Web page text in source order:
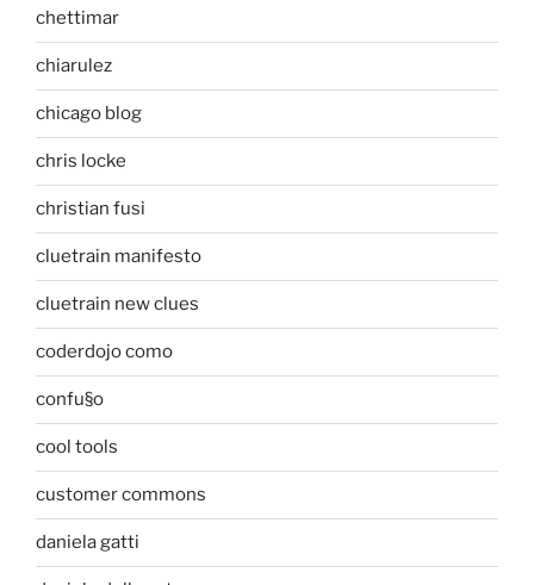
chettimar
chiarulez
chicago blog
chris locke
christian fusi
cluetrain manifesto
cluetrain new clues
coderdojo como
confu§o
cool tools
customer commons
daniela gatti